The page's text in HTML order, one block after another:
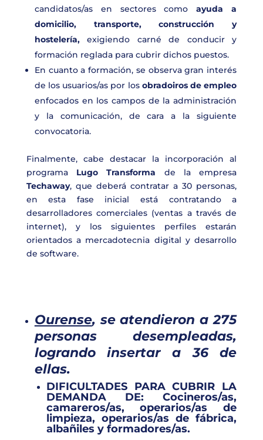
candidatos/as en sectores comoayuda a
domicilio, transporte, construcción y
hostelería,exigiendo carné de conducir y
formación reglada para cubrir dichos puestos.
En cuanto a formación, se observa gran interés
de los usuarios/as por losobradoiros de empleo
enfocados en los campos de la administración
y la comunicación, de cara a la siguiente
convocatoria.
Finalmente, cabe destacar la incorporación al
programa Lugo Transforma de la empresa
Techaway, que deberá contratar a 30 personas,
en esta fase inicial está contratando a
desarrolladores comerciales (ventas a través de
internet), y los siguientes perfiles estarán
orientados a mercadotecnia digital y desarrollo
de software.
Ourense, se atendieron a 275
personas desempleadas,
logrando insertar a 36de
ellas.
DIFICULTADES PARA CUBRIR LA
DEMANDA DE:Cocineros/as,
camareros/as, operarios/as de
limpieza, operarios/as de fábrica,
albañiles y formadores/as.